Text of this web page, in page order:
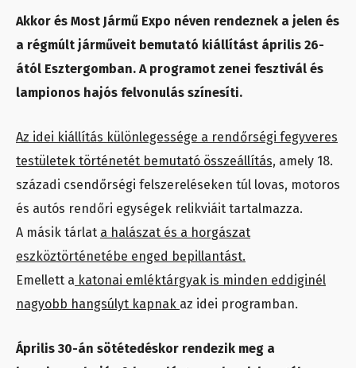
Akkor és Most Jármű Expo néven rendeznek a jelen és
a régmúlt járműveit bemutató kiállítást április 26-
ától Esztergomban. A programot zenei fesztivál és
lampionos hajós felvonulás színesíti.
Az idei kiállítás különlegessége a rendőrségi fegyveres
testületek történetét bemutató összeállítás, amely 18.
századi csendőrségi felszereléseken túl lovas, motoros
és autós rendőri egységek relikviáit tartalmazza.
A másik tárlat a halászat és a horgászat
eszköztörténetébe enged bepillantást.
Emellett a katonai emléktárgyak is minden eddiginél
nagyobb hangsúlyt kapnak az idei programban.
Április 30-án sötétedéskor rendezik meg a